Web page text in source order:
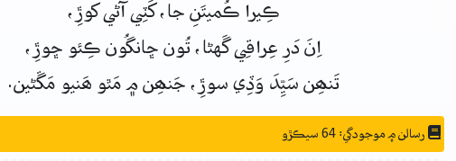
ڪِيرا ڪُميتَنِ جا،کَٽِي آڻي کوڙِ،
اِنَ دَرِ عِراقِيگَهڻا، تُون ڇانگُون ڪِئو ڇوڙِ،
تَنھِن سَيِّدَ وَڏِي سوڙِ، جَنھِن ۾ مَٿو ھَنيو مَڱڻين.
رسالن ۾ موجودگي: 64 سيڪڙو